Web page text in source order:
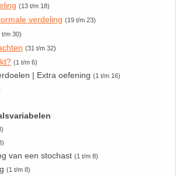
(13 t/m 18)
verdeling (19 t/m 23)
t/m 30)
(31 t/m 32)
(1 t/m 6)
| Extra oefening (1 t/m 16)
van een stochast (1 t/m 8)
(1 t/m 8)